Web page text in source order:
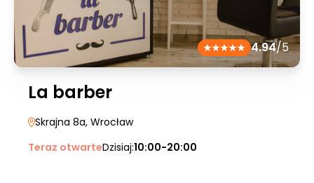
4.94/5
La barber
Skrajna 8a, Wrocław
Teraz otwarteDzisiaj:10:00-20:00